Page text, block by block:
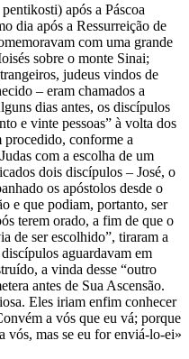
após a Páscoa
dia após a Ressurreição de
com uma grande
sobre o monte Sinai;
judeus vindos de
– eram chamados a
dias antes, os discípulos
e vinte pessoas” à volta dos
procedido, conforme a
com a escolha de um
dois discípulos – José, o
os apóstolos desde o
e que podiam, portanto, ser
terem orado, a fim de que o
de ser escolhido”, tiraram a
aguardavam em
a vinda desse “outro
antes de Sua Ascensão.
Eles iriam enfim conhecer
a vós que eu vá; porque
vós, mas se eu for enviá-lo-ei»